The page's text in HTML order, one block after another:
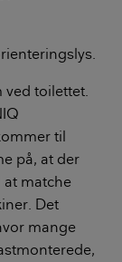
ved toilettet.
til
på, at der
matche
Det
mange